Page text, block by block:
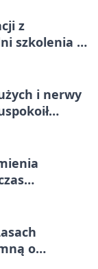
z
szkolenia i
i nerwy
o